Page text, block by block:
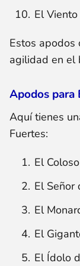
El
Estos apodos
agilidad en el
Apodos para
Aquí tienes
Fuertes:
El
El Señor
El
El
El Ídolo